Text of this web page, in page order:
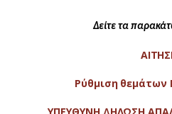
Δείτε τα
Ρύθμιση